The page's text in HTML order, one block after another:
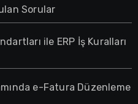
Sorular
ile ERP İş Kuralları
e-Fatura Düzenleme